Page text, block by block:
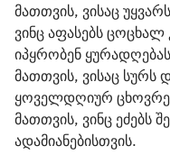
მათთვის, ვისაც
ვინც აფასებს
იპყრობენ
მათთვის, ვისაც სურს
ყოველდღიურ
მათთვის, ვინც ეძებს
ადამიანებისთვის.